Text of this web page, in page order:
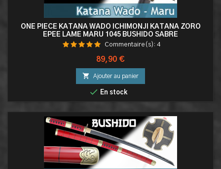
ONE PIECE KATANA WADO ICHIMONJI KATANA ZORO
EPEE LAME MARU 1045 BUSHIDO SABRE
Commentaire(s): 4
Prix
89,90 €
 Ajouter au panier
 En stock